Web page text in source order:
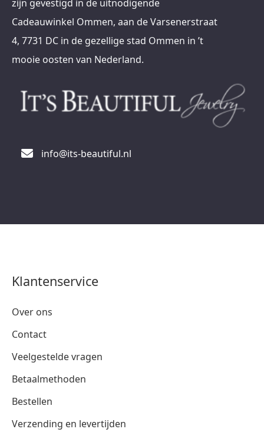
zijn gevestigd in de uitnodigende
Cadeauwinkel Ommen, aan de Varsenerstraat
4, 7731 DC in de gezellige stad Ommen in ’t
mooie oosten van Nederland.
info@its-beautiful.nl
Klantenservice
Over ons
Contact
Veelgestelde vragen
Betaalmethoden
Bestellen
Verzending en levertijden